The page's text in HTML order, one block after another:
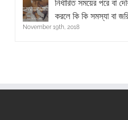
নির্ধারিত সময়ের পরে বা
করলে কি কি সমস্যা বা
November 19th, 2018